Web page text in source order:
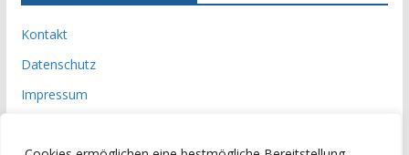
Kontakt
Datenschutz
Impressum